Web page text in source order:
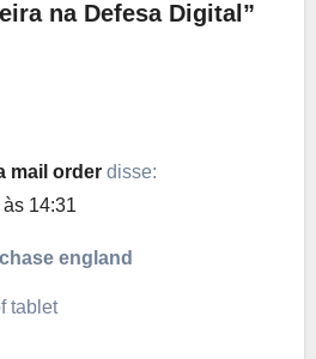
na Defesa Digital”
mail order disse:
14:31
england
tablet